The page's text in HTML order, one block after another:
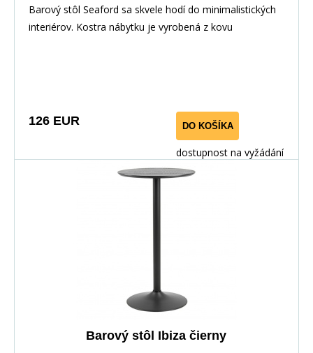
Barový stôl Seaford sa skvele hodí do minimalistických
interiérov. Kostra nábytku je vyrobená z kovu
126 EUR DO KOŠÍKA
dostupnost na vyžádání
Barový stôl Ibiza čierny